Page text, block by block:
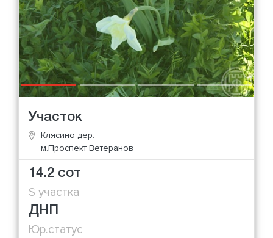
Участок
Клясино дер.
м.Проспект Ветеранов
14.2 сот
S участка
ДНП
Юр.статус